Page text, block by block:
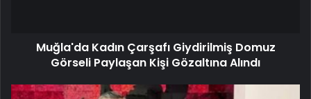
Muğla'da Kadın Çarşafı Giydirilmiş Domuz
Görseli Paylaşan Kişi Gözaltına Alındı